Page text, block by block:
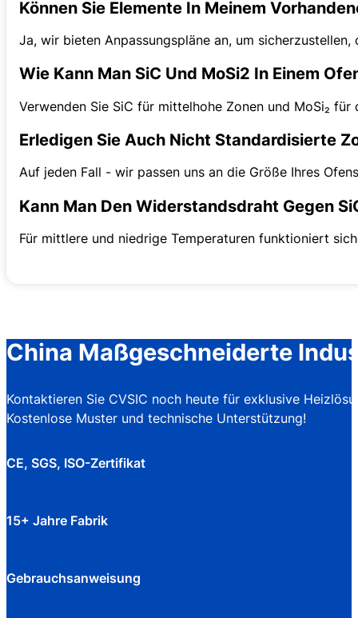
Können Sie Elemente In Meinem
Ja, wir bieten Anpassungspläne an, um
Wie Kann Man SiC Und MoSi2 In Einem
Verwenden Sie SiC für mittelhohe Zonen und MoSi₂
Erledigen Sie Auch Nicht Standardisierte
Auf jeden Fall - wir passen uns an die Größe Ihres
Kann Man Den Widerstandsdraht Gegen
Für mittlere und niedrige Temperaturen funktioniert
China Maßgeschneiderte
Kontaktieren Sie CVSIC noch heute für exklusive
Kostenlose Muster und technische Unterstützung!
CE, SGS, ISO-Zertifikat
15+ Jahre Fabrik
Gebrauchsanweisung